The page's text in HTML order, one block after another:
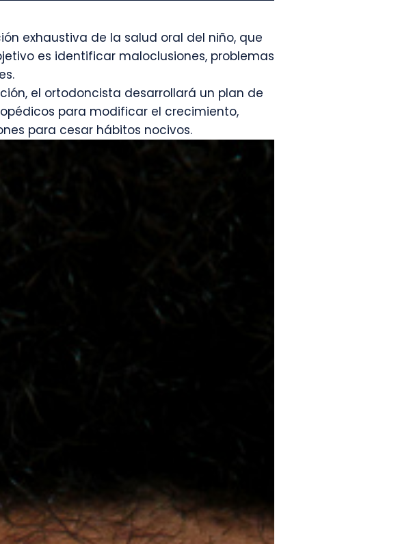
exhaustiva de la salud oral del niño, que
es identificar maloclusiones, problemas
el ortodoncista desarrollará un plan de
para modificar el crecimiento,
para cesar hábitos nocivos.